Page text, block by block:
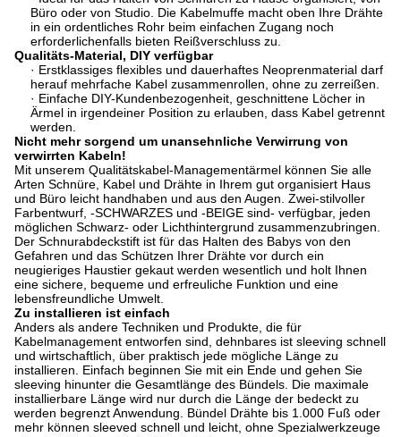
Büro oder von Studio. Die Kabelmuffe macht oben Ihre Drähte
in ein ordentliches Rohr beim einfachen Zugang noch
erforderlichenfalls bieten Reißverschluss zu.
Qualitäts-Material, DIY verfügbar
· Erstklassiges flexibles und dauerhaftes Neoprenmaterial darf
herauf mehrfache Kabel zusammenrollen, ohne zu zerreißen.
· Einfache DIY-Kundenbezogenheit, geschnittene Löcher in
Ärmel in irgendeiner Position zu erlauben, dass Kabel getrennt
werden.
Nicht mehr sorgend um unansehnliche Verwirrung von
verwirrten Kabeln!
Mit unserem Qualitätskabel-Managementärmel können Sie alle
Arten Schnüre, Kabel und Drähte in Ihrem gut organisiert Haus
und Büro leicht handhaben und aus den Augen. Zwei-stilvoller
Farbentwurf, -SCHWARZES und -BEIGE sind- verfügbar, jeden
möglichen Schwarz- oder Lichthintergrund zusammenzubringen.
Der Schnurabdeckstift ist für das Halten des Babys von den
Gefahren und das Schützen Ihrer Drähte vor durch ein
neugieriges Haustier gekaut werden wesentlich und holt Ihnen
eine sichere, bequeme und erfreuliche Funktion und eine
lebensfreundliche Umwelt.
Zu installieren ist einfach
Anders als andere Techniken und Produkte, die für
Kabelmanagement entworfen sind, dehnbares ist sleeving schnell
und wirtschaftlich, über praktisch jede mögliche Länge zu
installieren. Einfach beginnen Sie mit ein Ende und gehen Sie
sleeving hinunter die Gesamtlänge des Bündels. Die maximale
installierbare Länge wird nur durch die Länge der bedeckt zu
werden begrenzt Anwendung. Bündel Drähte bis 1.000 Fuß oder
mehr können sleeved schnell und leicht, ohne Spezialwerkzeuge